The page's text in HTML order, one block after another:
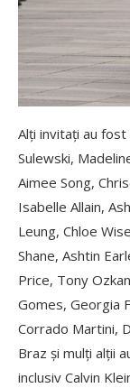
Alți invitați au fost
Sulewski,
Aimee Song,
Isabelle Allain,
Leung, Chloe
Shane, Ashtin
Price, Tony
Gomes, Georgia
Corrado Martini,
Braz și mulți alții
inclusiv Calvin